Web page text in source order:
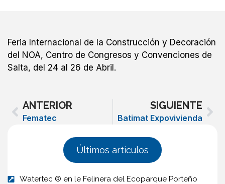
Feria Internacional de la Construcción y Decoración
del NOA, Centro de Congresos y Convenciones de
Salta, del 24 al 26 de Abril.
Prev
ANTERIOR
Fematec
SIGUIENTE
Batimat Expovivienda
Últimos artículos
Watertec ® en le Felinera del Ecoparque Porteño